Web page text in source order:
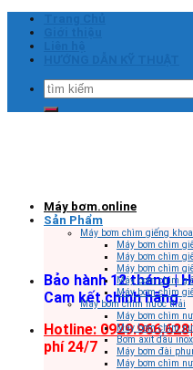
Skip
content
Tìm
kiếm:
Bảo hành 12 tháng |
Cam kết chính hãng
Hotline:
phí 24/7
Máy bơm.online
Sản Phẩm
Máy bơm chìm giếng
Máy bơm chìm
Máy bơm chìm
Máy bơm chìm
Máy bơm chìm
Máy bơm chìm
Máy bơm chìm nước thải
Máy bơm chìm
Máy bơm chìm
Bơm axit đầu inox
Máy bơm đài
Máy bơm chìm